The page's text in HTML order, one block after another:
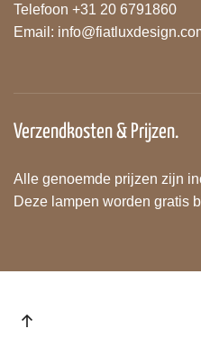
Telefoon +31 20 6791860
Email:
Verzendkosten & Prijzen.
Alle genoemde prijzen zijn
Deze lampen worden gratis